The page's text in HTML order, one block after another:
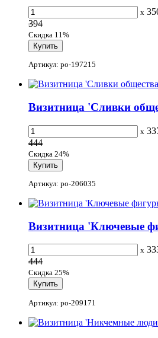
x
394
Скидка 11%
Артикул: po-197215
Визитница 'Сливки
x
444
Скидка 24%
Артикул: po-206035
Визитница 'Ключевые
x
444
Скидка 25%
Артикул: po-209171